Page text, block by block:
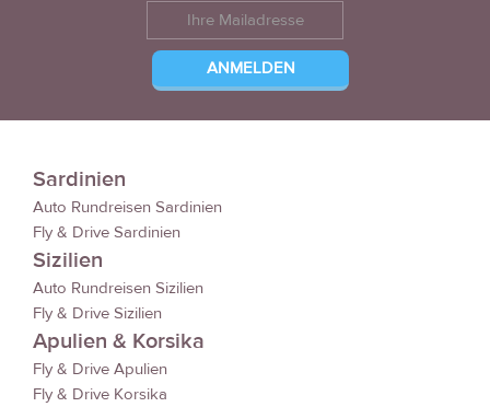
Sardinien
Auto Rundreisen Sardinien
Fly & Drive Sardinien
Sizilien
Auto Rundreisen Sizilien
Fly & Drive Sizilien
Apulien & Korsika
Fly & Drive Apulien
Fly & Drive Korsika